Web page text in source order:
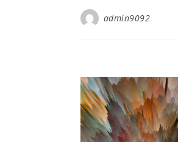
admin9092